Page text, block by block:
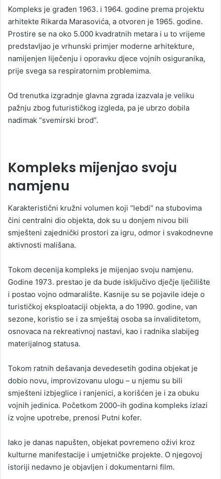
Kompleks je građen 1963. i 1964. godine prema projektu
arhitekte Rikarda Marasovića, a otvoren je 1965. godine.
Prostire se na oko 5.000 kvadratnih metara i u to vrijeme
predstavljao je vrhunski primjer moderne arhitekture,
namijenjen liječenju i oporavku djece vojnih osiguranika,
prije svega sa respiratornim problemima.
Od trenutka izgradnje glavna zgrada izazvala je veliku
pažnju zbog futurističkog izgleda, pa je ubrzo dobila
nadimak “svemirski brod”.
Kompleks mijenjao svoju
namjenu
Karakteristični kružni volumen koji “lebdi” na stubovima
čini centralni dio objekta, dok su u donjem nivou bili
smješteni zajednički prostori za igru, odmor i svakodnevne
aktivnosti mališana.
Tokom decenija kompleks je mijenjao svoju namjenu.
Godine 1973. prestao je da bude isključivo dječje lječilište
i postao vojno odmaralište. Kasnije su se pojavile ideje o
turističkoj eksploataciji objekta, a do 1990. godine, van
sezone, koristio se i za smještaj osoba sa invaliditetom,
osnovaca na rekreativnoj nastavi, kao i radnika slabijeg
materijalnog statusa.
Tokom ratnih dešavanja devedesetih godina objekat je
dobio novu, improvizovanu ulogu – u njemu su bili
smješteni izbjeglice i ranjenici, a korišćen je i za obuku
vojnih jedinica. Početkom 2000-ih godina kompleks izlazi
iz vojne upotrebe, prenosi Putni kofer.
Iako je danas napušten, objekat povremeno oživi kroz
kulturne manifestacije i umjetničke projekte. O njegovoj
istoriji nedavno je objavljen i dokumentarni film.